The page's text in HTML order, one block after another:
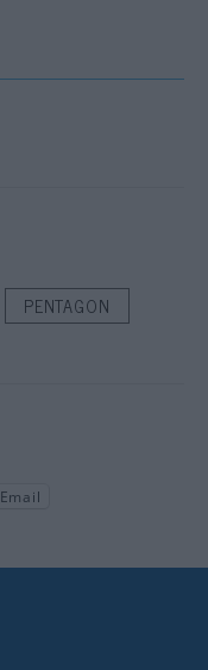
PENTAGON
Email